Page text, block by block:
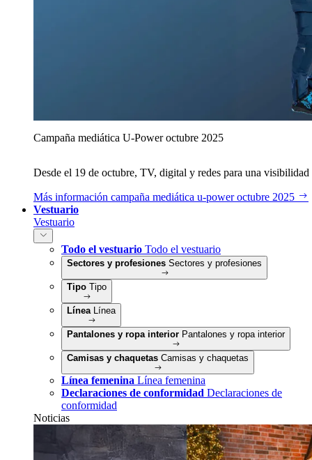
Campaña mediática U‑Power octubre 2025
Desde el 19 de octubre, TV, digital y redes para una
Más información campaña mediática u‑power octubre 2025
Vestuario
Vestuario
Todo el vestuario Todo el vestuario
Sectores y profesiones Sectores y profesiones
Tipo Tipo
Línea Línea
Pantalones y ropa interior Pantalones y ropa interior
Camisas y chaquetas Camisas y chaquetas
Línea femenina Línea femenina
Declaraciones de conformidad Declaraciones de
conformidad
Noticias